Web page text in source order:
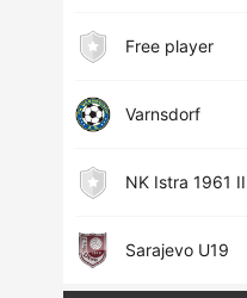
Free player
Varnsdorf
NK Istra 1961 II
Sarajevo U19